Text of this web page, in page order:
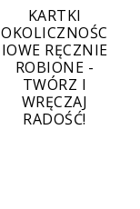
KARTKI
OKOLICZNOŚC
IOWE RĘCZNIE
ROBIONE -
TWÓRZ I
WRĘCZAJ
RADOŚĆ!